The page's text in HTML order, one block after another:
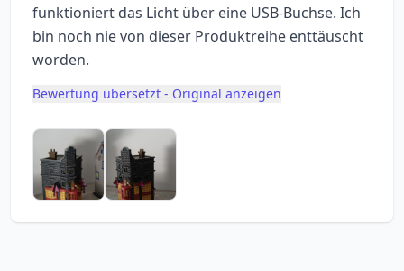
funktioniert das Licht über eine USB-Buchse. Ich
bin noch nie von dieser Produktreihe enttäuscht
worden.
Bewertung übersetzt - Original anzeigen